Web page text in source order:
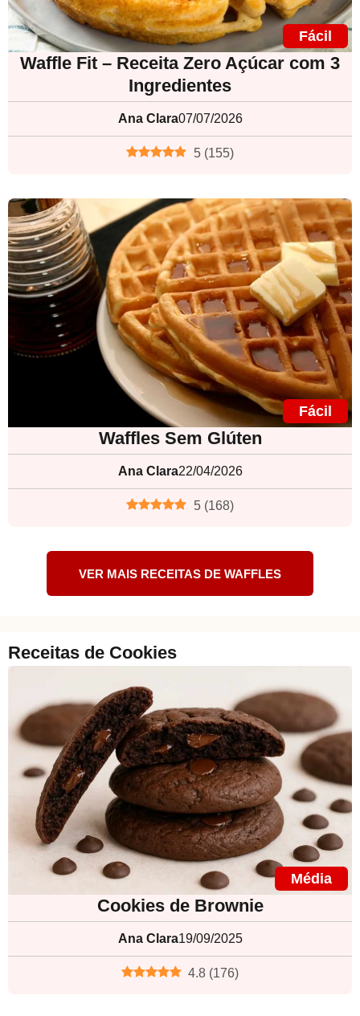
Fácil
Waffle Fit – Receita Zero Açúcar com 3
Ingredientes
Ana Clara07/07/2026
5 (155)
Fácil
Waffles Sem Glúten
Ana Clara22/04/2026
5 (168)
VER MAIS RECEITAS DE WAFFLES
Receitas de Cookies
Média
Cookies de Brownie
Ana Clara19/09/2025
4.8 (176)